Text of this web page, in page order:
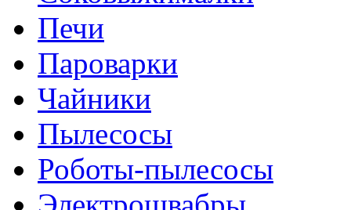
Печи
Пароварки
Чайники
Пылесосы
Роботы-пылесосы